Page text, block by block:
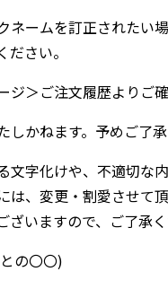
ネームを訂正されたい
さい。
＞ご注文履歴よりご確
かねます。予めご了承
字化けや、不適切な
、変更・割愛させて
いますので、ご了承く
の〇〇)